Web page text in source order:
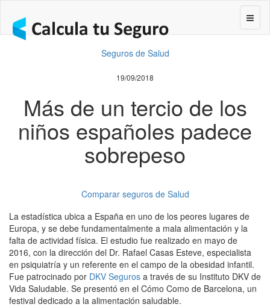
Seguros de Salud
19/09/2018
Más de un tercio de los
niños españoles padece
sobrepeso
Comparar seguros de Salud
La estadística ubica a España en uno de los peores lugares de
Europa, y se debe fundamentalmente a mala alimentación y la
falta de actividad física. El estudio fue realizado en mayo de
2016, con la dirección del Dr. Rafael Casas Esteve, especialista
en psiquiatría y un referente en el campo de la obesidad infantil.
Fue patrocinado por DKV Seguros a través de su Instituto DKV de
Vida Saludable. Se presentó en el Cómo Como de Barcelona, un
festival dedicado a la alimentación saludable.